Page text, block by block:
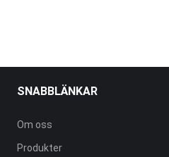
SNABBLÄNKAR
Om oss
Produkter